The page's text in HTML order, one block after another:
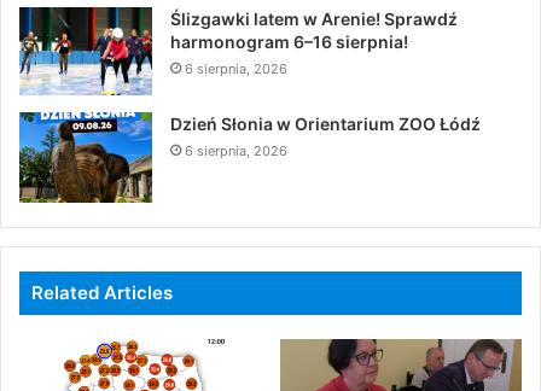
Ślizgawki latem w Arenie! Sprawdź
harmonogram 6–16 sierpnia!
6 sierpnia, 2026
Dzień Słonia w Orientarium ZOO Łódź
6 sierpnia, 2026
Related Articles